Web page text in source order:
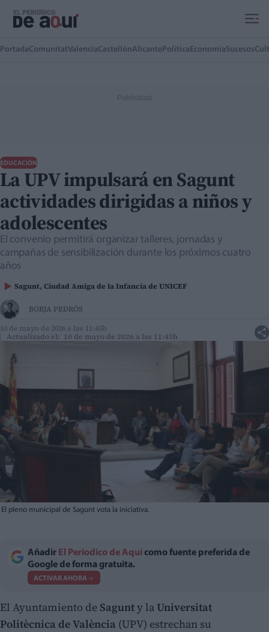
PortadaComunitatValenciaCastellónAlicante Política EconomíaSucesos
EDUCACIÓN
La UPV impulsará en Sagunt
actividades dirigidas a niños y
adolescentes
El convenio permitirá organizar talleres, jornadas y
campañas de sensibilización durante los próximos cuatro
años
Sagunt, Ciudad Amiga de la Infancia de UNICEF
BORJA PEDRÓS
10 de mayo de 2026 a las 11:45h
Actualizado el: 10 de mayo de 2026 a las 11:45h
El pleno municipal de Sagunt vota la iniciativa.
Añadir El Periodico de Aquí como fuente preferida de
Google de forma gratuita.
ACTIVAR AHORA
El Ayuntamiento de Sagunty laUniversitat
Politècnica de València (UPV) estrechan su